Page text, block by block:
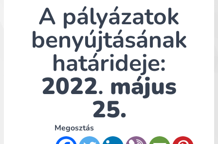
A pályázatok
benyújtásának
határideje:
2022. május
25.
Megosztás